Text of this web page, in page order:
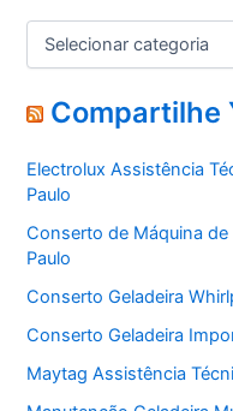
C
e
g
r
i
a
s
Compartilhe
Electrolux Assistência
Paulo
Conserto de Máquina de
Paulo
Conserto Geladeira
Conserto Geladeira
Maytag Assistência